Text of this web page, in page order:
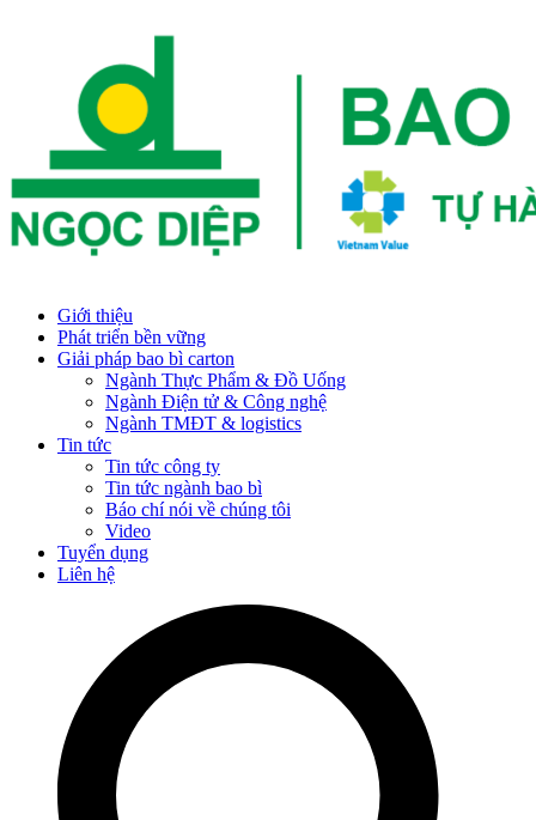
Giới thiệu
Phát triển bền vững
Giải pháp bao bì carton
Ngành Thực Phẩm & Đồ Uống
Ngành Điện tử & Công nghệ
Ngành TMĐT & logistics
Tin tức
Tin tức công ty
Tin tức ngành bao bì
Báo chí nói về chúng tôi
Video
Tuyển dụng
Liên hệ